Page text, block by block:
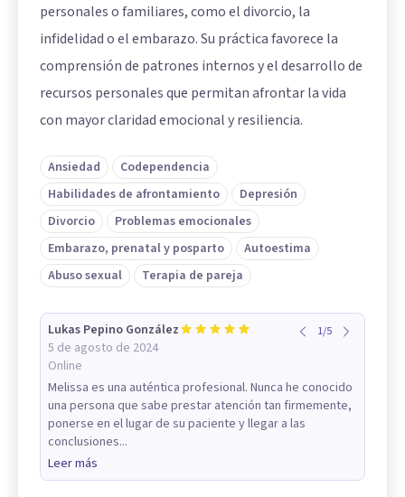
personales o familiares, como el divorcio, la
infidelidad o el embarazo. Su práctica favorece la
comprensión de patrones internos y el desarrollo de
recursos personales que permitan afrontar la vida
con mayor claridad emocional y resiliencia.
Ansiedad
Codependencia
Habilidades de afrontamiento
Depresión
Divorcio
Problemas emocionales
Embarazo, prenatal y posparto
Autoestima
Abuso sexual
Terapia de pareja
Lukas Pepino González
5 de agosto de 2024
Online
1/5
Melissa es una auténtica profesional. Nunca he conocido
una persona que sabe prestar atención tan firmemente,
ponerse en el lugar de su paciente y llegar a las
conclusiones...
Leer más